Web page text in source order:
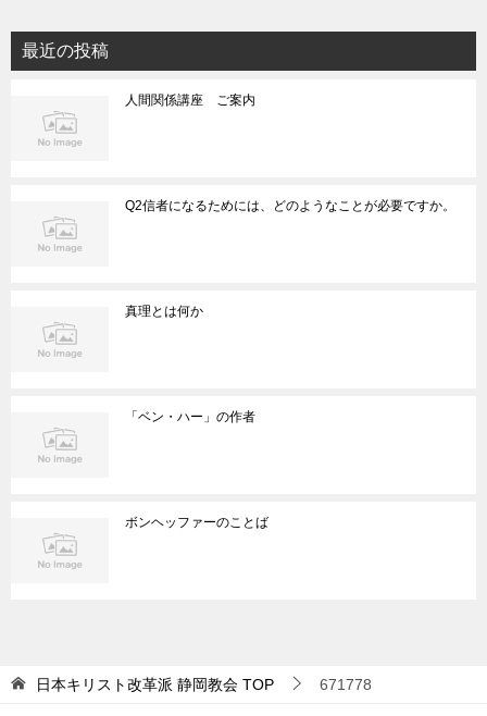
最近の投稿
人間関係講座 ご案内
Q2信者になるためには、どのようなことが必要ですか。
真理とは何か
「ベン・ハー」の作者
ボンヘッファーのことば
日本キリスト改革派 静岡教会 TOP 671778